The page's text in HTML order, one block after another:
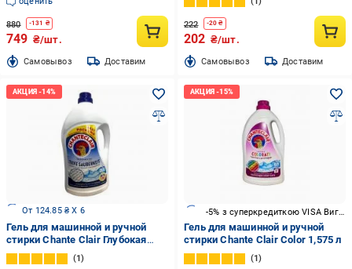
880 -131 ₴
749 ₴/шт.
Cамовывоз Доставим
222 -20 ₴
202 ₴/шт.
Cамовывоз Доставим
От 124.85 ₴ X 6
Гель для машинной и ручной
стирки Chante Clair Глубокая
очистка 3,6 л
1
-5% з суперкредиткою VISA Вигода
Гель для машинной и ручной
стирки Chante Clair Color 1,575 л
1